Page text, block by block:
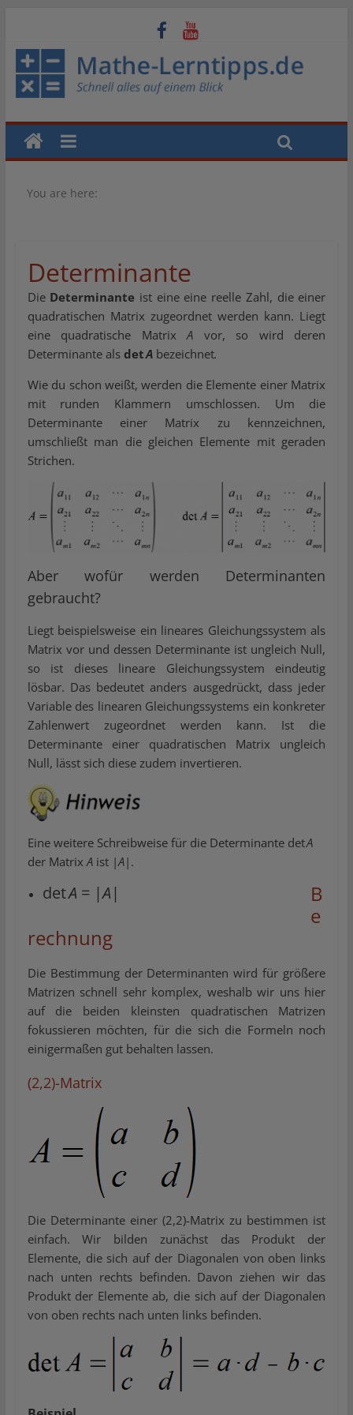
You are here:
Determinante
Die Determinante ist eine eine reelle Zahl, die einer
quadratischen Matrix zugeordnet werden kann. Liegt
eine quadratische MatrixA vor, so wird deren
Determinante als detAbezeichnet.
Wie du schon weißt, werden die Elemente einer Matrix
mit runden Klammern umschlossen. Um die
Determinante einer Matrix zu kennzeichnen,
umschließt man die gleichen Elemente mit geraden
Strichen.
Aber wofür werden Determinanten
gebraucht?
Liegt beispielsweise ein lineares Gleichungssystem als
Matrix vor und dessen Determinante ist ungleich Null,
so ist dieses lineare Gleichungssystem eindeutig
lösbar. Das bedeutet anders ausgedrückt, dass jeder
Variable des linearen Gleichungssystems ein konkreter
Zahlenwert zugeordnet werden kann. Ist die
Determinante einer quadratischen Matrix ungleich
Null, lässt sich diese zudem invertieren.
Eine weitere Schreibweise für die Determinante detA
der MatrixAist |A|.
detA = |A |
B
e
rechnung
Die Bestimmung der Determinanten wird für größere
Matrizen schnell sehr komplex, weshalb wir uns hier
auf die beiden kleinsten quadratischen Matrizen
fokussieren möchten, für die sich die Formeln noch
einigermaßen gut behalten lassen.
(2,2)-Matrix
Die Determinante einer (2,2)-Matrix zu bestimmen ist
einfach. Wir bilden zunächst das Produkt der
Elemente, die sich auf der Diagonalen von oben links
nach unten rechts befinden. Davon ziehen wir das
Produkt der Elemente ab, die sich auf der Diagonalen
von oben rechts nach unten links befinden.